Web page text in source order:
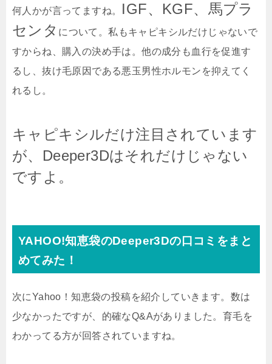
何人かが言ってますね。 IGF、KGF、馬プラ
センタ について。私もキャピキシルだけじゃないで
すからね、購入の決め手は。他の成分も血行を促進す
るし、抜け毛原因である悪玉男性ホルモンを抑えてく
れるし。
キャピキシルだけ注目されています
が、Deeper3Dはそれだけじゃない
ですよ。
YAHOO!知恵袋のDeeper3Dの口コミをまと
めてみた！
次にYahoo！知恵袋の投稿を紹介していきます。数は
少なかったですが、的確なQ&Aがありました。 育毛を
わかってる方が回答されていますね。